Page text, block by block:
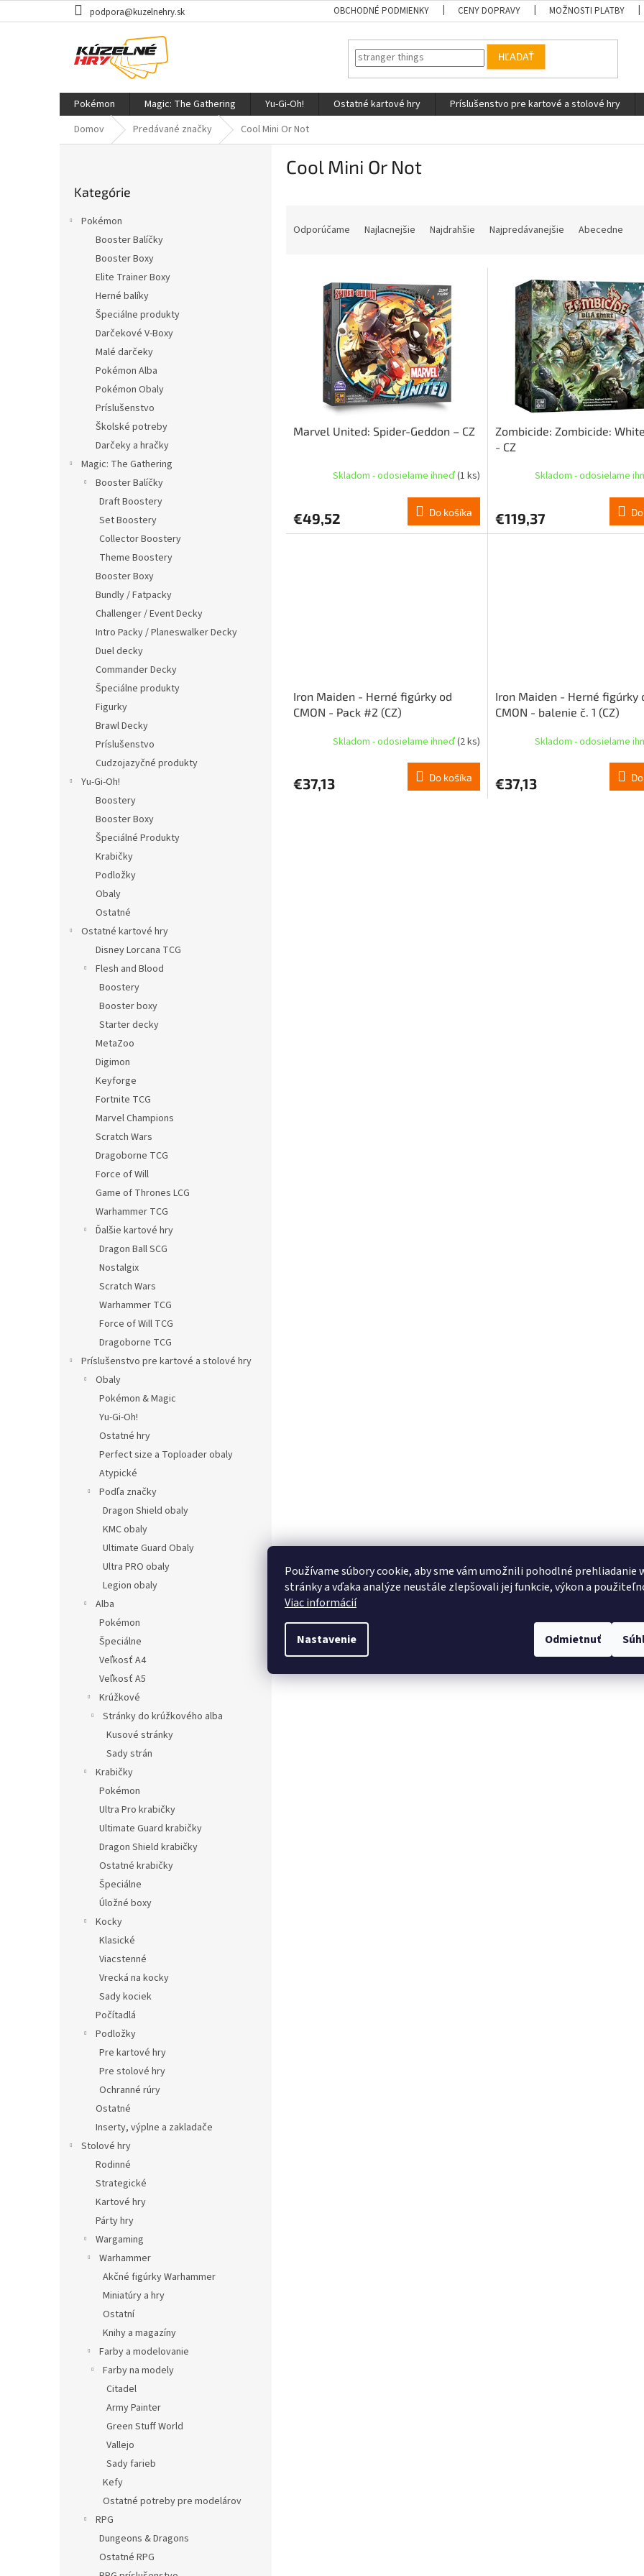
Používame súbory cookie, aby sme vám umožnili pohodlné prehliadanie
stránky a vďaka analýze neustále zlepšovali jej funkcie, výkon a
Viac informácií
Nastavenie Odmietnuť
na
podpora@kuzelnehry.sk OBCHODNÉ PODMIENKY CENY DOPRAVY MOŽNOSTI PLATBY
HĽADAŤ
Pokémon Magic: The Gathering Yu-Gi-Oh! Ostatné kartové hry Príslušenstvo pre kartové a stolové hry
Domov
Predávané značky Cool Mini Or Not
kategórie
Kategórie
Pokémon
Booster Balíčky
Booster Boxy
Elite Trainer Boxy
Herné balíky
Špeciálne produkty
Darčekové V-Boxy
Malé darčeky
Pokémon Alba
Pokémon Obaly
Príslušenstvo
Školské potreby
Darčeky a hračky
Magic: The Gathering
Booster Balíčky
Draft Boostery
Set Boostery
Collector Boostery
Theme Boostery
Booster Boxy
Bundly / Fatpacky
Challenger / Event Decky
Intro Packy / Planeswalker Decky
Duel decky
Commander Decky
Špeciálne produkty
Figurky
Brawl Decky
Príslušenstvo
Cudzojazyčné produkty
Yu-Gi-Oh!
Boostery
Booster Boxy
Špeciálné Produkty
Krabičky
Podložky
Obaly
Ostatné
Ostatné kartové hry
Disney Lorcana TCG
Flesh and Blood
Boostery
Booster boxy
Starter decky
MetaZoo
Digimon
Keyforge
Fortnite TCG
Marvel Champions
Scratch Wars
Dragoborne TCG
Force of Will
Game of Thrones LCG
Warhammer TCG
Ďalšie kartové hry
Dragon Ball SCG
Nostalgix
Scratch Wars
Warhammer TCG
Force of Will TCG
Dragoborne TCG
Príslušenstvo pre kartové a stolové hry
Obaly
Pokémon & Magic
Yu-Gi-Oh!
Ostatné hry
Perfect size a Toploader obaly
Atypické
Podľa značky
Dragon Shield obaly
KMC obaly
Ultimate Guard Obaly
Ultra PRO obaly
Legion obaly
Alba
Pokémon
Špeciálne
Veľkosť A4
Veľkosť A5
Krúžkové
Stránky do krúžkového alba
Kusové stránky
Sady strán
Krabičky
Pokémon
Ultra Pro krabičky
Ultimate Guard krabičky
Dragon Shield krabičky
Ostatné krabičky
Špeciálne
Úložné boxy
Kocky
Klasické
Viacstenné
Vrecká na kocky
Sady kociek
Počítadlá
Podložky
Pre kartové hry
Pre stolové hry
Ochranné rúry
Ostatné
Inserty, výplne a zakladače
Stolové hry
Rodinné
Strategické
Kartové hry
Párty hry
Wargaming
Warhammer
Akčné figúrky Warhammer
Miniatúry a hry
Ostatní
Knihy a magazíny
Farby a modelovanie
Farby na modely
Citadel
Army Painter
Green Stuff World
Vallejo
Sady farieb
Kefy
Ostatné potreby pre modelárov
RPG
Dungeons & Dragons
Ostatné RPG
Cool Mini Or Not
Odporúčame Najlacnejšie Najdrahšie Najpredávanejšie Abecedne
Marvel United: Spider-Geddon – CZ
Skladom - odosielame ihneď(1 ks)
€49,52 Do košíka
Zombicide: Zombicide:
- CZ
Skladom - odosielame
€119,37
Iron Maiden - Herné figúrky od
CMON - Pack #2 (CZ)
Skladom - odosielame ihneď(2 ks)
€37,13 Do košíka
Iron Maiden - Herné figúrky
CMON - balenie č. 1 (CZ)
Skladom - odosielame
€37,13